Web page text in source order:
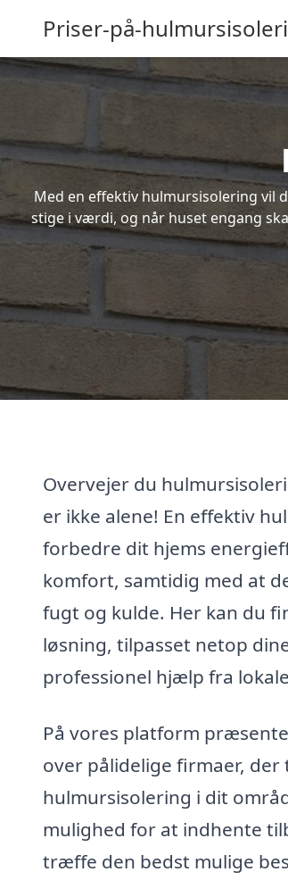
Priser-på-
Med en effektiv hulmursisolering vil
stige i værdi, og når huset engang
Overvejer du
er ikke alene! En effektiv
forbedre dit hjems
komfort, samtidig med at
fugt og kulde. Her kan du
løsning, tilpasset netop
professionel hjælp fra
På vores platform
over pålidelige firmaer, der
hulmursisolering i dit
mulighed for at indhente
træffe den bedst mulige